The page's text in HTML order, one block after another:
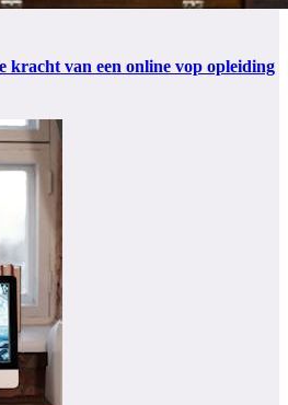
kracht van een online vop opleiding